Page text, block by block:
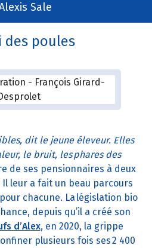
Sale
des poules
dit le jeune éleveur. Elles
le bruit, les phares des
de ses pensionnaires à deux
leur a fait un beau parcours
chacune. La législation bio
depuis qu’il a créé son
d’Alex, en 2020, la grippe
plusieurs fois ses 2 400